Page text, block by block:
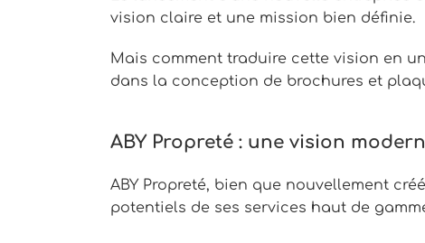
vision claire et une mission bien définie.
Mais comment traduire cette vision en
dans la conception de brochures et
ABY Propreté : une vision
ABY Propreté, bien que nouvellement
potentiels de ses services haut de